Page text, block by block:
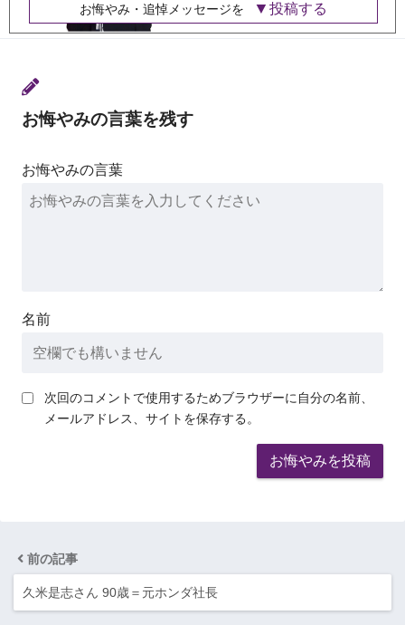
お悔やみ・追悼メッセージを 投稿する
お悔やみの言葉を残す
お悔やみの言葉
名前
次回のコメントで使用するためブラウザーに自分の名前、
メールアドレス、サイトを保存する。
前の記事
久米是志さん 90歳＝元ホンダ社長